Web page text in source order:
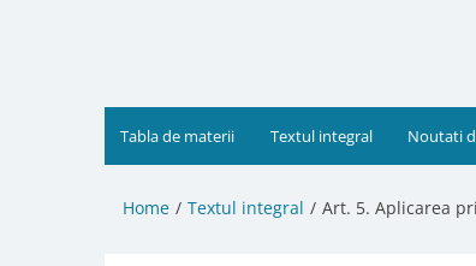
Tabla de materii Textul integral Noutati
Home Textul integral Art. 5. Aplicarea